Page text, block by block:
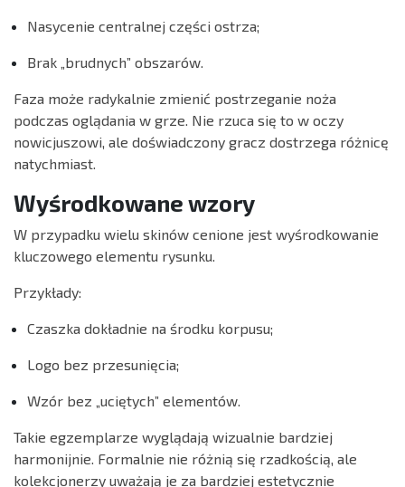
Nasycenie centralnej części ostrza;
Brak „brudnych” obszarów.
Faza może radykalnie zmienić postrzeganie noża
podczas oglądania w grze. Nie rzuca się to w oczy
nowicjuszowi, ale doświadczony gracz dostrzega różnicę
natychmiast.
Wyśrodkowane wzory
W przypadku wielu skinów cenione jest wyśrodkowanie
kluczowego elementu rysunku.
Przykłady:
Czaszka dokładnie na środku korpusu;
Logo bez przesunięcia;
Wzór bez „uciętych” elementów.
Takie egzemplarze wyglądają wizualnie bardziej
harmonijnie. Formalnie nie różnią się rzadkością, ale
kolekcjonerzy uważają je za bardziej estetycznie